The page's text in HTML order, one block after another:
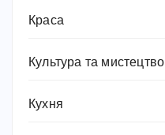
Краса
Культура та мистецтво
Кухня